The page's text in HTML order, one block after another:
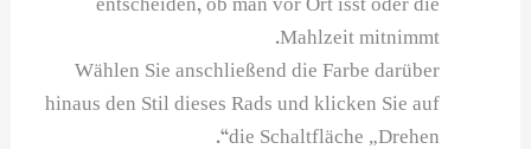
Mahlzeit mitnimmt.
Wählen Sie anschließend die Farbe darüber
hinaus den Stil dieses Rads und klicken Sie auf
die Schaltfläche „Drehen“.